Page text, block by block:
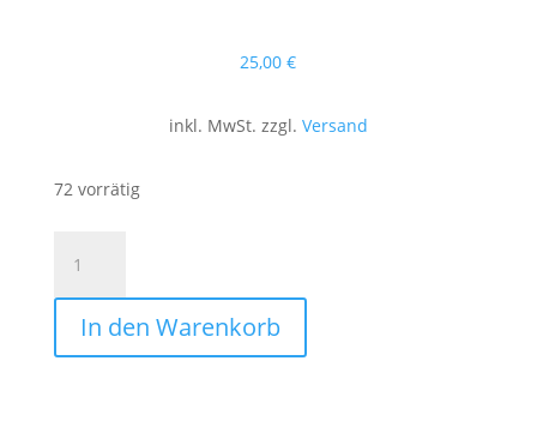
25,00€
inkl. MwSt. zzgl. Versand
72 vorrätig
Egerländer
Classic
AW
In den Warenkorb